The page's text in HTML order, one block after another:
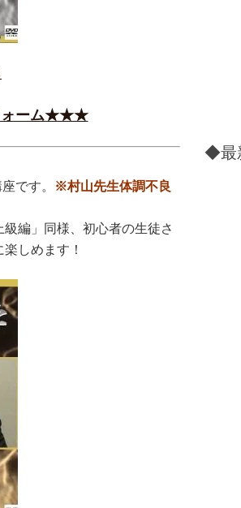
ォーム★★★
です。 ※村山先生体調不良
編」同様、初心者の生徒さ
しめます！
◆最